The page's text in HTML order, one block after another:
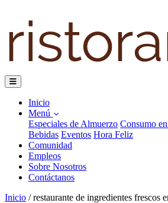
Inicio
Menú
Especiales de Almuerzo Consumo
Bebidas Eventos Hora Feliz
Comunidad
Empleos
Sobre Nosotros
Contáctanos
Inicio / restaurante de ingredientes frescos